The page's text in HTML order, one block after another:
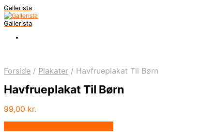
Gallerista
Gallerista
Forside / Plakater / Havfrueplakat Til Børn
Havfrueplakat Til Børn
99,00 kr.